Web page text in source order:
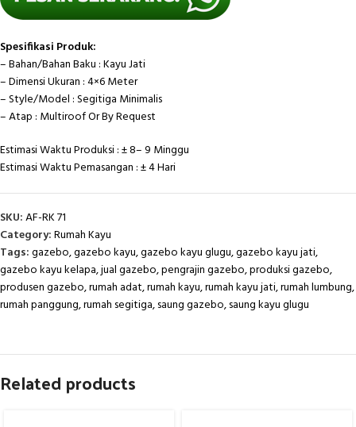
Spesifikasi Produk:
– Bahan/Bahan Baku : Kayu Jati
– Dimensi Ukuran : 4×6 Meter
– Style/Model : Segitiga Minimalis
– Atap : Multiroof Or By Request
Estimasi Waktu Produksi : ± 8– 9 Minggu
Estimasi Waktu Pemasangan : ± 4 Hari
SKU:AF-RK 71
Category:Rumah Kayu
Tags:gazebo,gazebo kayu,gazebo kayu glugu,gazebo kayu jati,
gazebo kayu kelapa,jual gazebo,pengrajin gazebo,produksi gazebo,
produsen gazebo,rumah adat,rumah kayu,rumah kayu jati,rumah lumbung,
rumah panggung,rumah segitiga,saung gazebo,saung kayu glugu
Related products